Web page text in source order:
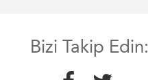
Bizi Takip Edin: